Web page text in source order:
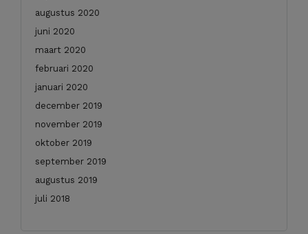
augustus 2020
juni 2020
maart 2020
februari 2020
januari 2020
december 2019
november 2019
oktober 2019
september 2019
augustus 2019
juli 2018